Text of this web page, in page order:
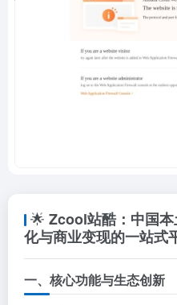
🌟 Zcool站酷：中国
化与商业变现的一站式
一、核心功能与生态创新